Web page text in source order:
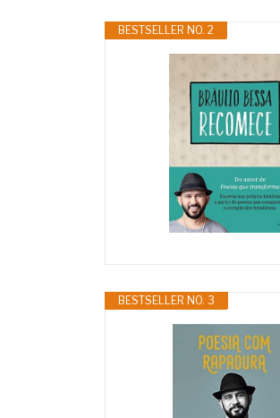
BESTSELLER NO. 2
BESTSELLER NO. 3